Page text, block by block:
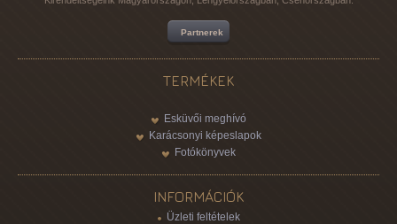
Partnerek
TERMÉKEK
Esküvői meghívó
Karácsonyi képeslapok
Fotókönyvek
INFORMÁCIÓK
Üzleti feltételek